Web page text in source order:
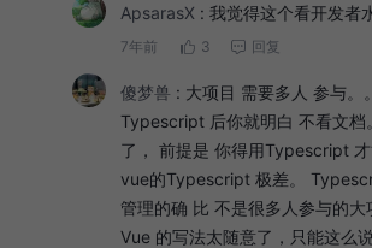
ApsarasX : 我觉得这个看开发者
7年前 3 回复
傻梦兽 : 大项目 需要多人 参与。
Typescript 后你就明白 不看文档
了， 前提是 你得用Typescript 才
vue的Typescript 极差。
管理的确 比 不是很多人参与的大
Vue 的写法太随意了，只能这么